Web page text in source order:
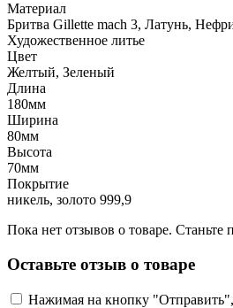
Материал
Бритва Gillette mach 3, Латунь,
Художественное литье
Цвет
Желтый, Зеленый
Длина
180мм
Ширина
80мм
Высота
70мм
Покрытие
никель, золото 999,9
Пока нет отзывов о товаре. Станьте
Оставьте отзыв о товаре
Нажимая на кнопку "Отправить",